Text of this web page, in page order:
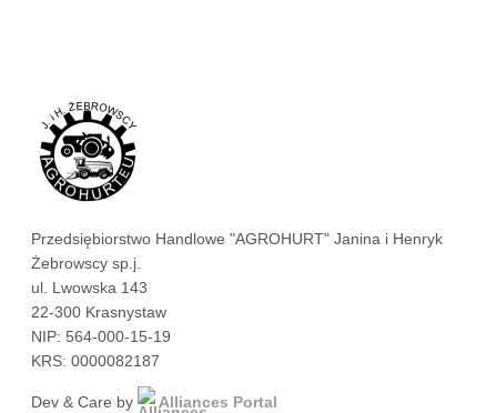
Przedsiębiorstwo Handlowe "AGROHURT" Janina i Henryk
Żebrowscy sp.j.
ul. Lwowska 143
22-300 Krasnystaw
NIP: 564-000-15-19
KRS: 0000082187
Dev & Care by Alliances Portal